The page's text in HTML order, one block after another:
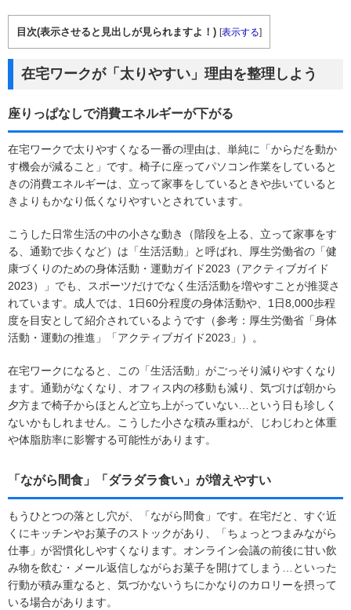
目次(表示させると見出しが見られますよ！) [表示する]
在宅ワークが「太りやすい」理由を整理しよう
座りっぱなしで消費エネルギーが下がる
在宅ワークで太りやすくなる一番の理由は、単純に「からだを動か
す機会が減ること」です。椅子に座ってパソコン作業をしていると
きの消費エネルギーは、立って家事をしているときや歩いていると
きよりもかなり低くなりやすいとされています。
こうした日常生活の中の小さな動き（階段を上る、立って家事をす
る、通勤で歩くなど）は「生活活動」と呼ばれ、厚生労働省の「健
康づくりのための身体活動・運動ガイド2023（アクティブガイド
2023）」でも、スポーツだけでなく生活活動を増やすことが推奨さ
れています。成人では、1日60分程度の身体活動や、1日8,000歩程
度を目安として紹介されているようです（参考：厚生労働省「身体
活動・運動の推進」「アクティブガイド2023」）。
在宅ワークになると、この「生活活動」がごっそり減りやすくなり
ます。通勤がなくなり、オフィス内の移動も減り、気づけば朝から
夕方まで椅子からほとんど立ち上がっていない…という日も珍しく
ないかもしれません。こうした小さな積み重ねが、じわじわと体重
や体脂肪率に影響する可能性があります。
「ながら間食」「ダラダラ食い」が増えやすい
もうひとつの落とし穴が、「ながら間食」です。在宅だと、すぐ近
くにキッチンやお菓子のストックがあり、「ちょっとつまみながら
仕事」が習慣化しやすくなります。オンライン会議の前後に甘い飲
み物を飲む・メール返信しながらお菓子を開けてしまう…といった
行動が積み重なると、気づかないうちにかなりのカロリーを摂って
いる場合があります。